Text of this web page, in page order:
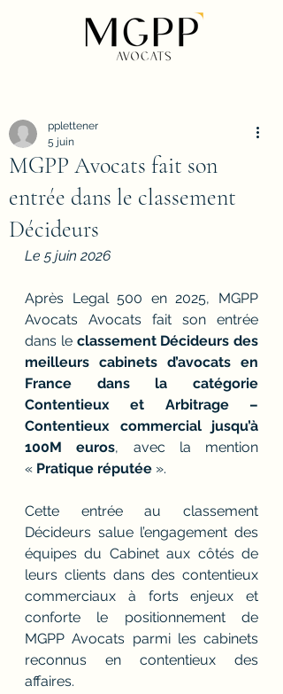
MGPP Avocats fait son
entrée dans le classement
Décideurs
pplettener
5 juin
Le 5 juin 2026
Après Legal 500 en 2025, MGPP
Avocats Avocats fait son entrée
dans le classement Décideurs des
meilleurs cabinets d’avocats en
France dans la catégorie
Contentieux et Arbitrage –
Contentieux commercial jusqu’à
100M euros, avec la mention
« Pratique réputée ».
Cette entrée au classement
Décideurs salue l’engagement des
équipes du Cabinet aux côtés de
leurs clients dans des contentieux
commerciaux à forts enjeux et
conforte le positionnement de
MGPP Avocats parmi les cabinets
reconnus en contentieux des
affaires.